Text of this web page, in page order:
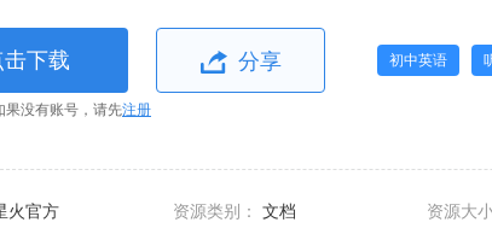
击下载 分享 初中英语
果没有账号，请先注册
火官方 资源类别： 文档 资源大小